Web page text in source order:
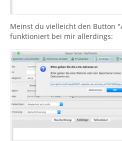
Meinst du vielleicht den Button
funktioniert bei mir allerdings: